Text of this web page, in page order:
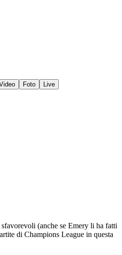
Foto
Live
(anche se Emery li ha fatti
di Champions League in questa